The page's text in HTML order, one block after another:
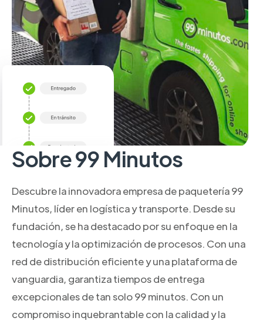
Sobre 99 Minutos
Descubre la innovadora empresa de paquetería 99
Minutos, líder en logística y transporte. Desde su
fundación, se ha destacado por su enfoque en la
tecnología y la optimización de procesos. Con una
red de distribución eficiente y una plataforma de
vanguardia, garantiza tiempos de entrega
excepcionales de tan solo 99 minutos. Con un
compromiso inquebrantable con la calidad y la